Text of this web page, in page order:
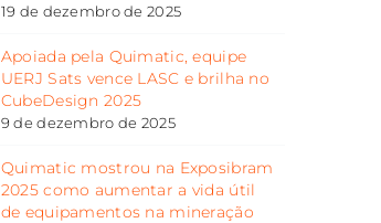
19 de dezembro de 2025
Apoiada pela Quimatic, equipe
UERJ Sats vence LASC e brilha no
CubeDesign 2025
9 de dezembro de 2025
Quimatic mostrou na Exposibram
2025 como aumentar a vida útil
de equipamentos na mineração